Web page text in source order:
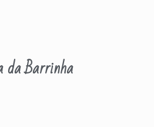
da Barrinha